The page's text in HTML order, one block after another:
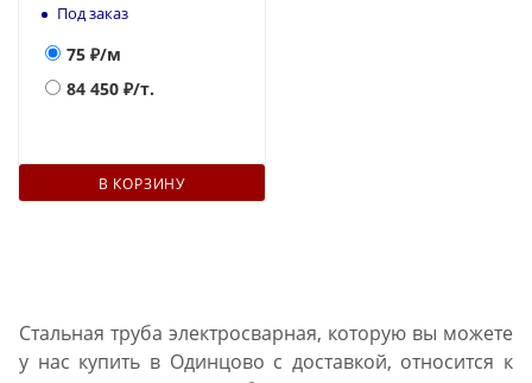
Под заказ
75 ₽/м
84 450 ₽/т.
В КОРЗИНУ
Стальная труба электросварная, которую вы можете
у нас купить в Одинцово с доставкой, относится к